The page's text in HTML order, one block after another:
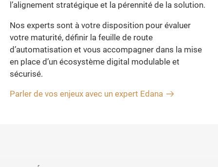
l’alignement stratégique et la pérennité de la solution.
Nos experts sont à votre disposition pour évaluer
votre maturité, définir la feuille de route
d’automatisation et vous accompagner dans la mise
en place d’un écosystème digital modulable et
sécurisé.
Parler de vos enjeux avec un expert Edana